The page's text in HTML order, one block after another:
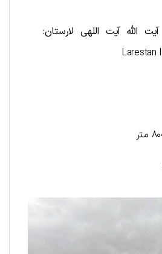
الله آیت‌ اللهی لارستان:
Larestan
متر